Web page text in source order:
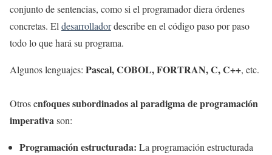
conjunto de sentencias, como si el programador diera órdenes
concretas. El desarrolladordescribe en el código paso por paso
todo lo que hará su programa.
Algunos lenguajes: Pascal, COBOL, FORTRAN, C, C++, etc.
Otros enfoques subordinados al paradigma de programación
imperativason:
Programación estructurada: La programación estructurada